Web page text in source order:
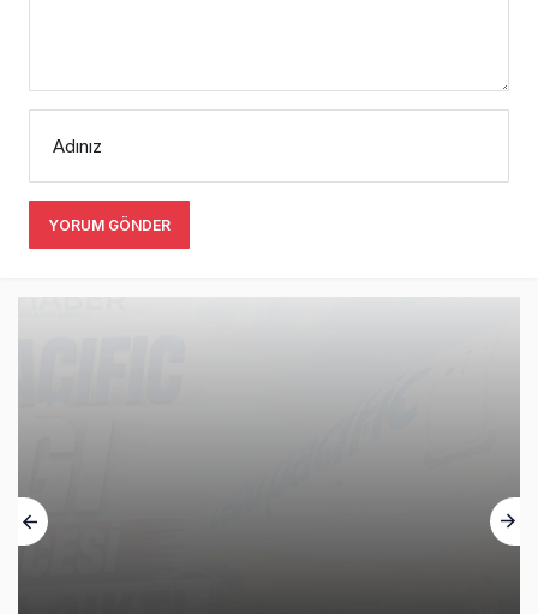
Adınız
YORUM GÖNDER